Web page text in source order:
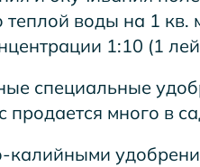
воды на 1 кв.
1:10 (1
специальные
много в